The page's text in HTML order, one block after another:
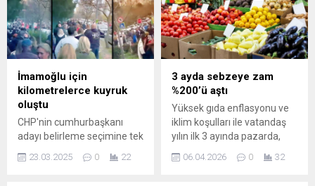
takvimi.
İmamoğlu için
kilometrelerce kuyruk
oluştu
CHP'nin cumhurbaşkanı
adayı belirleme seçimine tek
aday olarak giren İBB
Başkanı Ekrem İmamoğlu,
23.03.2025 0 22
3 ayda sebzeye zam
%200’ü aştı
Yüksek gıda enflasyonu ve
iklim koşulları ile vatandaş
yılın ilk 3 ayında pazarda,
markette karakışı yaşadı
Fiyatlar katlanarak artarken,
06.04.2026 0 32